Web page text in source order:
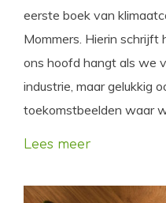
eerste boek van
Mommers. Hierin schrijft
ons hoofd hangt als we
industrie, maar gelukkig
toekomstbeelden waar
Lees meer